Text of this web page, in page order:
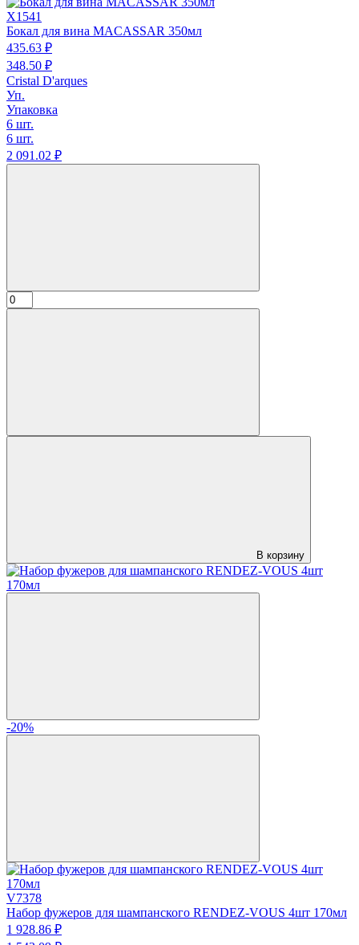
X1541
Бокал для вина MACASSAR 350мл
435.63 ₽
348.50 ₽
Cristal D'arques
Уп.
Упаковка
6 шт.
6 шт.
2 091.02 ₽
В корзину
-20%
V7378
Набор фужеров для шампанского RENDEZ-VOUS 4шт 170мл
1 928.86 ₽